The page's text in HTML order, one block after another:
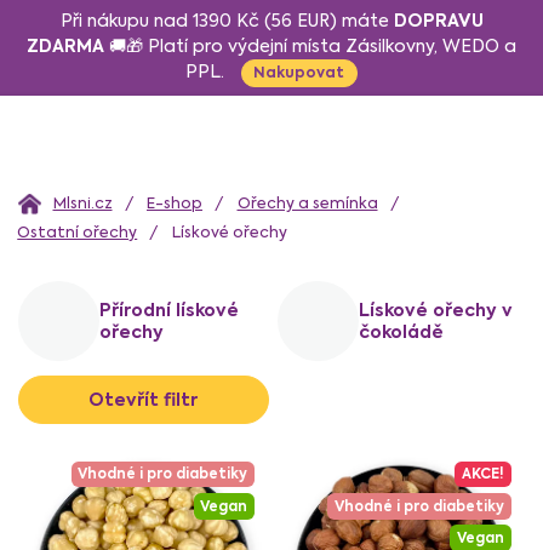
Při nákupu nad 1390 Kč (56 EUR) máte DOPRAVU
ZDARMA 🚚🎁 Platí pro výdejní místa Zásilkovny, WEDO a
PPL.
Nakupovat
Domů E-shop
Ořechy a semínka
Ostatní ořechy
Lískové ořechy
Přírodní lískové
ořechy
Lískové ořechy v
čokoládě
Otevřít filtr
V
ý
Vhodné i pro diabetiky
Vegan
AKCE!
Vhodné i pro diabetiky
Vegan